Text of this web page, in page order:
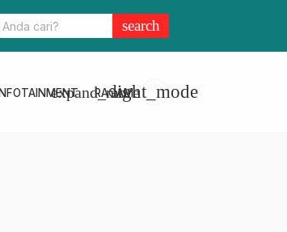
Pekat, 19 Pelaku Premanisme Ditangkap
search
RAGAM
expand_morelight_mode